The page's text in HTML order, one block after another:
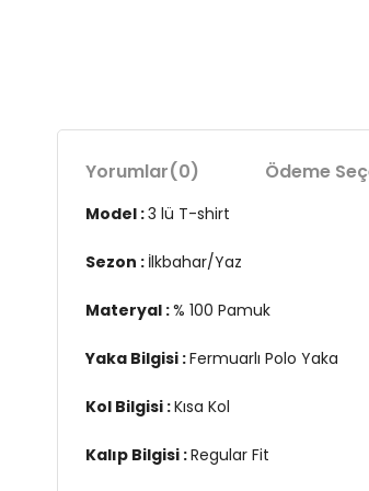
Yorumlar(0) Ödeme
Model :3 lü T-shirt
Sezon : İlkbahar/Yaz
Materyal :% 100 Pamuk
Yaka Bilgisi :Fermuarlı Polo Yaka
Kol Bilgisi :Kısa Kol
Kalıp Bilgisi :Regular Fit